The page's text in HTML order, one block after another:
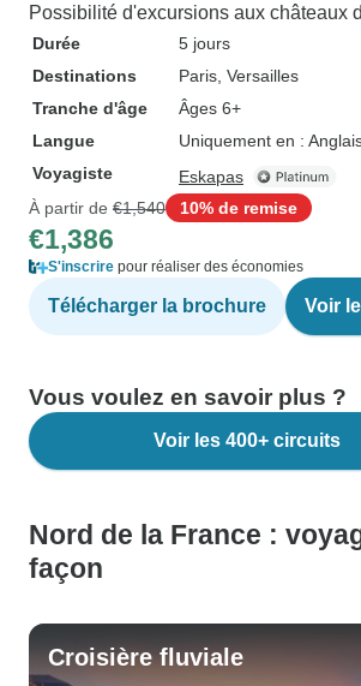
Possibilité d'excursions aux châteaux
Durée
5 jours
Destinations
Paris , Versailles
Tranche d'âge
Âges 6+
Langue
Uniquement en :
Voyagiste
Eskapas
À partir de €1,540 10% de remise
€1,386
S'inscrire pour réaliser des économies
Télécharger la brochure Voir
Vous voulez en savoir plus ?
Voir les 400+ circuits
Nord de la France :
façon
Croisière fluviale